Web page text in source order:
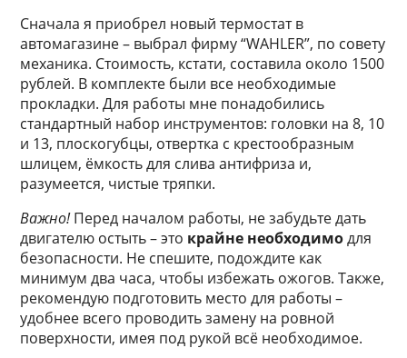
Сначала я приобрел новый термостат в
автомагазине – выбрал фирму “WAHLER”, по совету
механика. Стоимость, кстати, составила около 1500
рублей. В комплекте были все необходимые
прокладки. Для работы мне понадобились
стандартный набор инструментов: головки на 8, 10
и 13, плоскогубцы, отвертка с крестообразным
шлицем, ёмкость для слива антифриза и,
разумеется, чистые тряпки.
Важно!Перед началом работы, не забудьте дать
двигателю остыть – это крайне необходимодля
безопасности. Не спешите, подождите как
минимум два часа, чтобы избежать ожогов. Также,
рекомендую подготовить место для работы –
удобнее всего проводить замену на ровной
поверхности, имея под рукой всё необходимое.